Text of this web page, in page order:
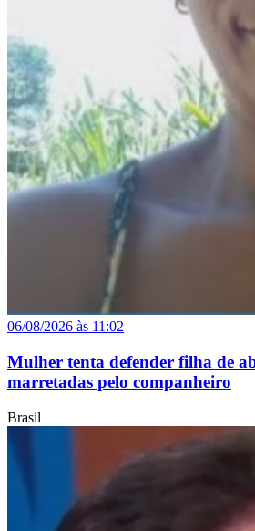
06/08/2026 às 11:02
Mulher tenta defender filha de
marretadas pelo companheiro
Brasil